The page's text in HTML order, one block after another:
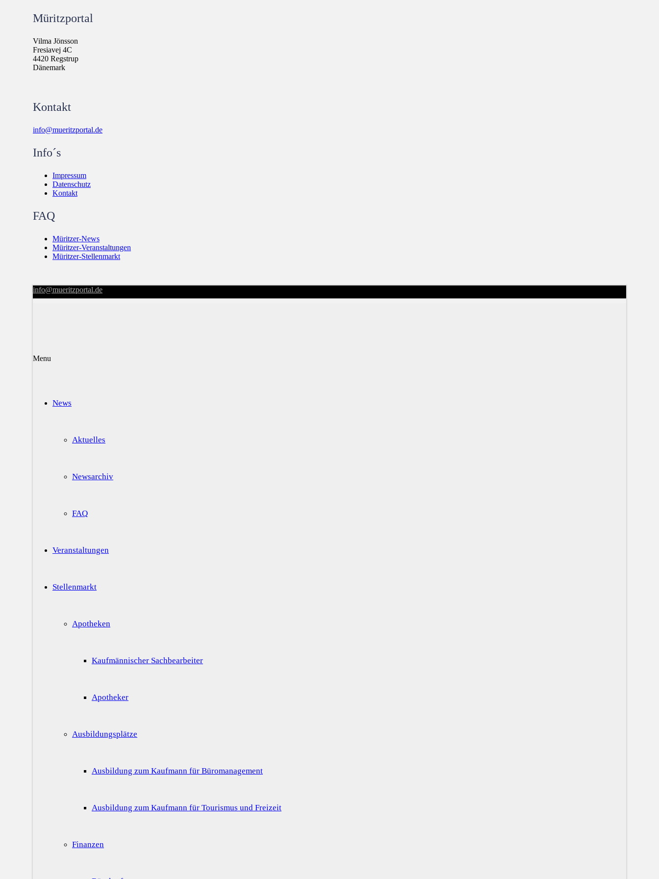
Müritzportal
Vilma Jönsson
Fresiavej 4C
4420 Regstrup
Dänemark
Kontakt
info@mueritzportal.de
Info´s
Impressum
Datenschutz
Kontakt
FAQ
Müritzer-News
Müritzer-Veranstaltungen
Müritzer-Stellenmarkt
info@mueritzportal.de
Menu
News
Aktuelles
Newsarchiv
FAQ
Veranstaltungen
Stellenmarkt
Apotheken
Kaufmännischer Sachbearbeiter
Apotheker
Ausbildungsplätze
Ausbildung zum Kaufmann für Büromanagement
Ausbildung zum Kaufmann für Tourismus und Freizeit
Finanzen